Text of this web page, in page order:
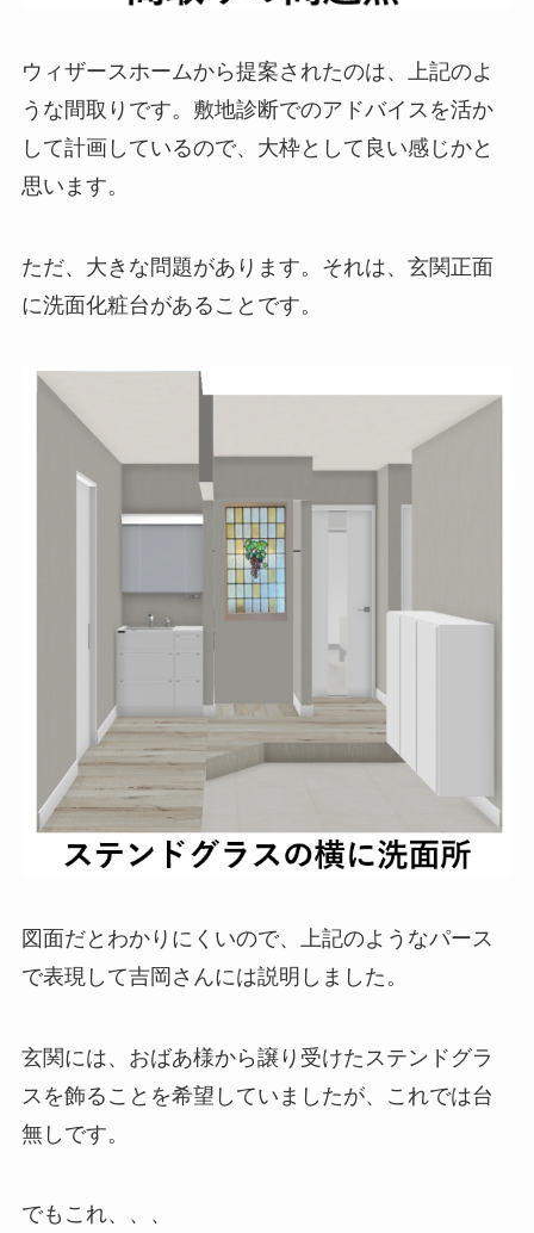
ウィザースホームから提案されたのは、上記のよ
うな間取りです。敷地診断でのアドバイスを活か
して計画しているので、大枠として良い感じかと
思います。
ただ、大きな問題があります。それは、玄関正面
に洗面化粧台があることです。
図面だとわかりにくいので、上記のようなパース
で表現して吉岡さんには説明しました。
玄関には、おばあ様から譲り受けたステンドグラ
スを飾ることを希望していましたが、これでは台
無しです。
でもこれ、、、